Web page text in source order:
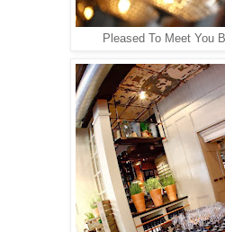
Pleased To Meet You